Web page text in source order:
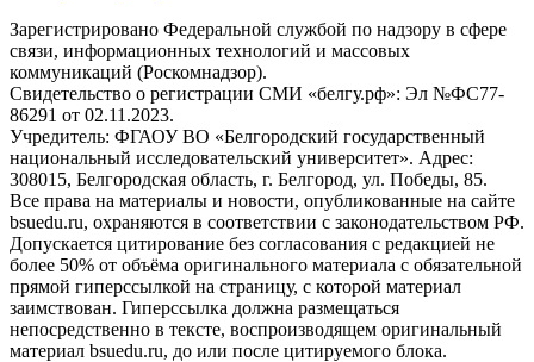
Зарегистрировано Федеральной службой по надзору в сфере
связи, информационных технологий и массовых
коммуникаций (Роскомнадзор).
Свидетельство о регистрации СМИ «белгу.рф»: Эл №ФС77-
86291 от 02.11.2023.
Учредитель: ФГАОУ ВО «Белгородский государственный
национальный исследовательский университет». Адрес:
308015, Белгородская область, г. Белгород, ул. Победы, 85.
Все права на материалы и новости, опубликованные на сайте
bsuedu.ru, охраняются в соответствии с законодательством РФ.
Допускается цитирование без согласования с редакцией не
более 50% от объёма оригинального материала с обязательной
прямой гиперссылкой на страницу, с которой материал
заимствован. Гиперссылка должна размещаться
непосредственно в тексте, воспроизводящем оригинальный
материал bsuedu.ru, до или после цитируемого блока.